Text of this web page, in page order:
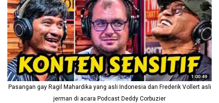
Pasangan gay Ragil Mahardika yang asli Indonesia dan Frederik Vollert asli
jerman di acara Podcast Deddy Corbuzier